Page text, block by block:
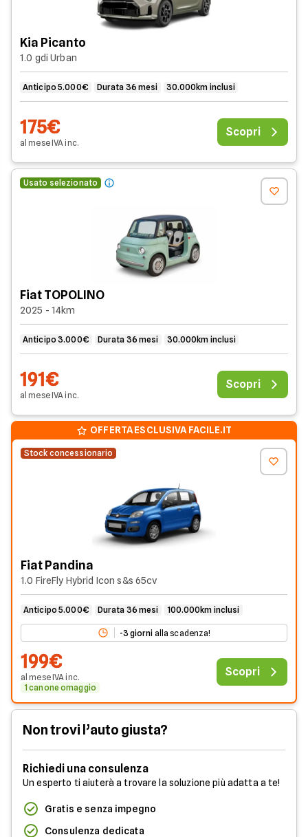
Kia Picanto
1.0 gdi Urban
Anticipo 5.000€ Durata 36 mesi 30.000km inclusi
175€
al meseIVAinc.
Scopri
Usato selezionato
Fiat TOPOLINO
2025 - 14km
Anticipo 3.000€ Durata 36 mesi 30.000km inclusi
191€
al meseIVAinc.
Scopri
OFFERTA ESCLUSIVA FACILE.IT
Stock concessionario
Fiat Pandina
1.0 FireFly Hybrid Icon s&s 65cv
Anticipo 5.000€ Durata 36 mesi 100.000km inclusi
-3 giorni alla scadenza!
199€
al meseIVAinc.
1 canone omaggio
Scopri
Non trovi l’auto giusta?
Richiedi una consulenza
Un esperto ti aiuterà a trovare la soluzione più adatta a te!
Gratis e senza impegno
Consulenza dedicata